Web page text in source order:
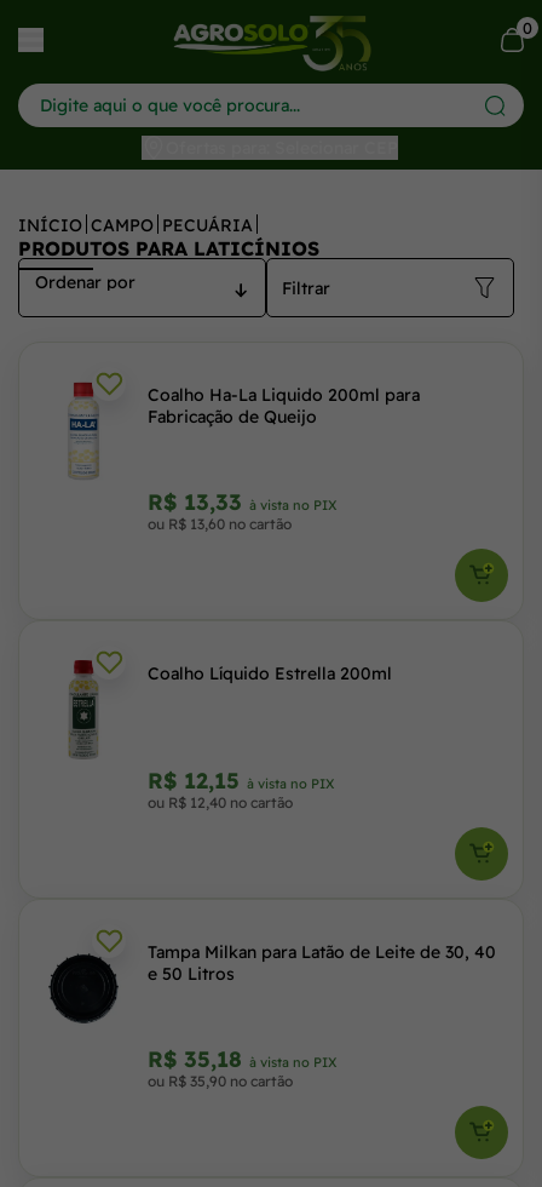
0
INÍCIO CAMPO PECUÁRIA
PRODUTOS PARA LATICÍNIOS
Filtrar
Coalho Ha-La Liquido 200ml para
Fabricação de Queijo
R$ 13,33 à vista no PIX
ou R$ 13,60 no cartão
Coalho Líquido Estrella 200ml
R$ 12,15 à vista no PIX
ou R$ 12,40 no cartão
Tampa Milkan para Latão de Leite de 30, 40
e 50 Litros
R$ 35,18 à vista no PIX
ou R$ 35,90 no cartão